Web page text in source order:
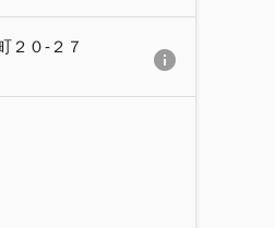
２０-２７ info